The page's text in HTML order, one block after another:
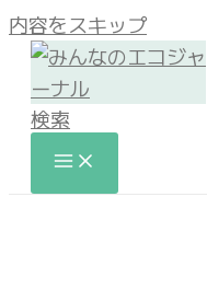
内容をスキップ
検索